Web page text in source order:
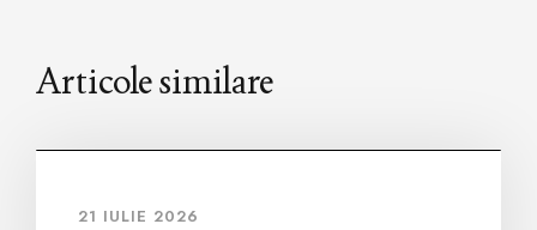
Articole similare
21 IULIE 2026